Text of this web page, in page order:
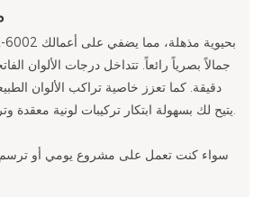
جمالاً بصرياً رائعاً. تتداخل درجات الألوان
دقيقة. كما تعزز خاصية تراكب الألوان
يتيح لك بسهولة ابتكار تركيبات لونية معقدة وتراكبات أنماط مميزة.
سواء كنت تعمل على مشروع يومي أو ترسم